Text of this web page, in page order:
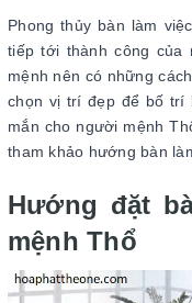
Phong thủy bàn làm
tiếp tới thành công của
mệnh nên có những
chọn vị trí đẹp để bố trí
mắn cho người mệnh
tham khảo hướng bàn
Hướng đặt
mệnh Thổ